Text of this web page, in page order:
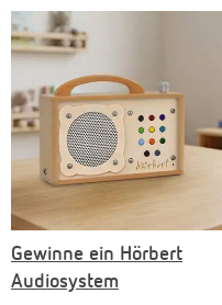
Gewinne ein Hörbert
Audiosystem